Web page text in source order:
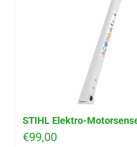
STIHL Elektro-
€99,00